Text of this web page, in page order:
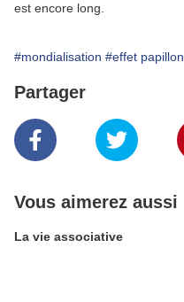
est encore long.
#mondialisation #effet papillon
Partager
Vous aimerez aussi
La vie associative